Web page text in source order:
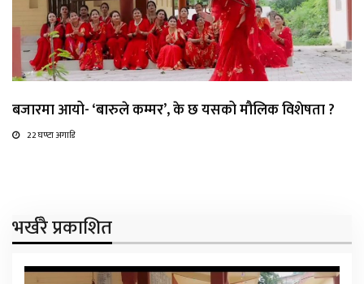
बजारमा आयो- ‘बारुले कम्मर’, के छ यसको मौलिक विशेषता ?
22 घण्टा अगाडि
भर्खरै प्रकाशित